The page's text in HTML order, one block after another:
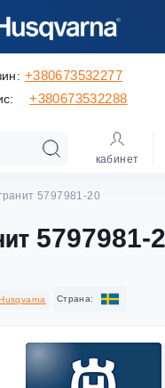
+380673532277
+380673532288
кабинет
5797981-20
5797981-
Cтрана: